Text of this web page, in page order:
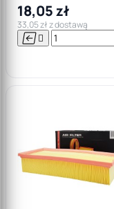
18,05 zł
33,05 zł z dostawą
 